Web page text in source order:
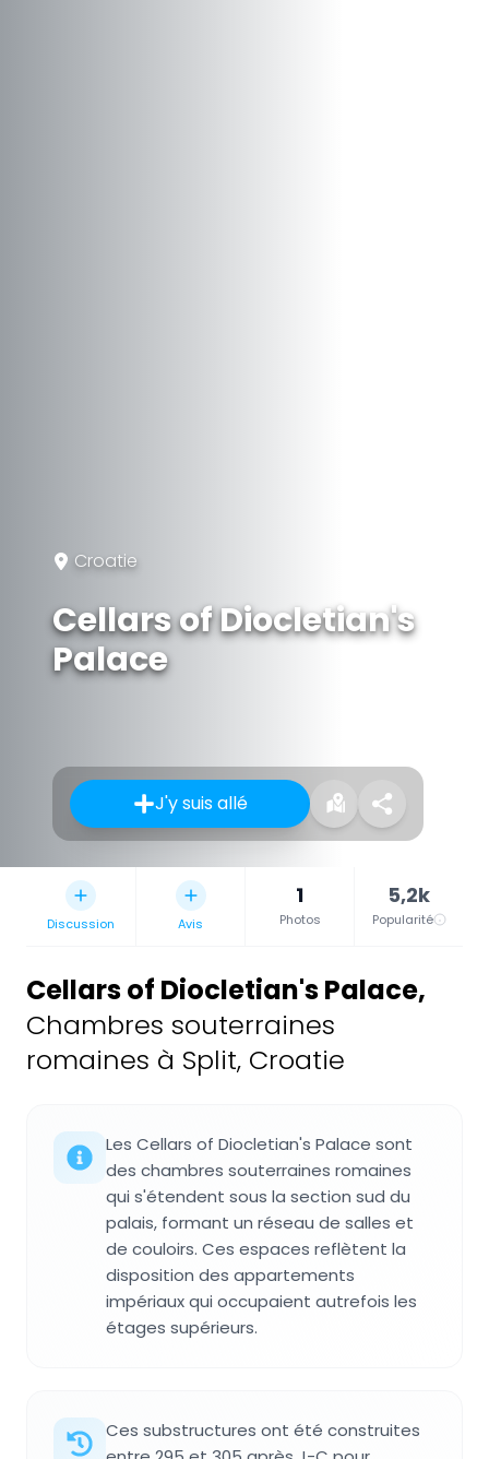
Croatie
Cellars of Diocletian's
Palace
J'y suis allé
Discussion Avis
1
Photos
5,2k
Popularité
Cellars of Diocletian's Palace,
Chambres souterraines
romaines à Split, Croatie
Les Cellars of Diocletian's Palace sont
des chambres souterraines romaines
qui s'étendent sous la section sud du
palais, formant un réseau de salles et
de couloirs. Ces espaces reflètent la
disposition des appartements
impériaux qui occupaient autrefois les
étages supérieurs.
Ces substructures ont été construites